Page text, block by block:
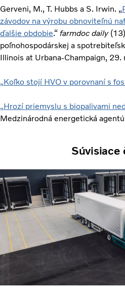
Gerveni, M., T. Hubbs a S. Irwin. „
závodov na výrobu obnoviteľnú
ďalšie obdobie.“ farmdoc daily
poľnohospodárskej a
Illinois at Urbana-Champaign, 29.
„Koľko stojí HVO v porovnaní s
„Hrozí priemyslu s biopalivami
Medzinárodná energetická
Súvisiace